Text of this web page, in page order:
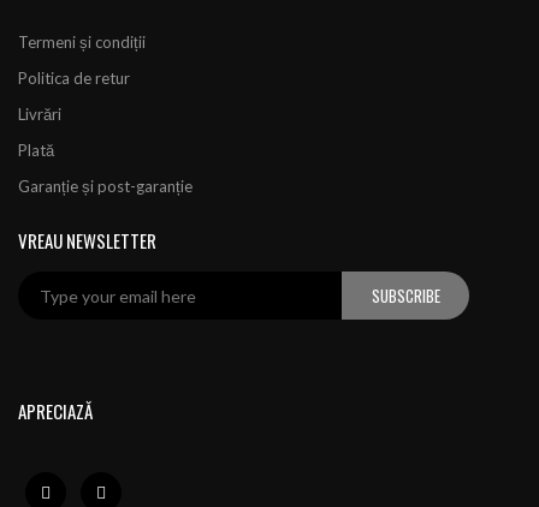
Termeni și condiții
Politica de retur
Livrări
Plată
Garanție și post-garanție
VREAU NEWSLETTER
SUBSCRIBE
APRECIAZĂ